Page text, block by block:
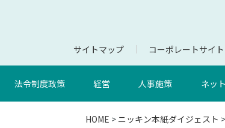
サイトマップ コーポレートサイト
法令制度政策 経営 人事施策 ネッ
HOME > ニッキン本紙ダイジェスト >